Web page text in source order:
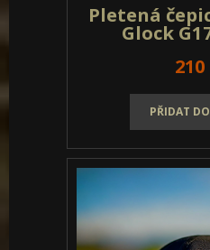
Pletená
Glock
210